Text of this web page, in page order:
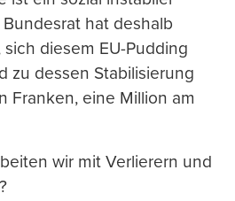
hat deshalb
diesem EU-Pudding
zu dessen Stabilisierung
Franken, eine Million am
wir mit Verlierern und